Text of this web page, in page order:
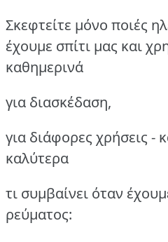
Σκεφτείτε μόνο ποιές
έχουμε σπίτι μας και
καθημερινά
για διασκέδαση,
για διάφορες χρήσεις -
καλύτερα
τι συμβαίνει όταν
ρεύματος: